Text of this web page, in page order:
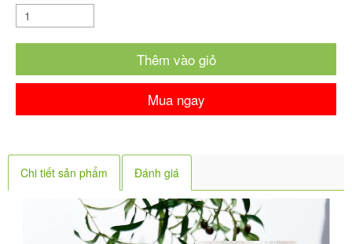
Thêm vào giỏ
Mua ngay
Chi tiết sản phẩm Đánh giá